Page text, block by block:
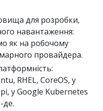
для розробки,
навантаження:
як на робочому
провайдера.
RHEL, CoreOS, у
у Google Kubernetes
де.